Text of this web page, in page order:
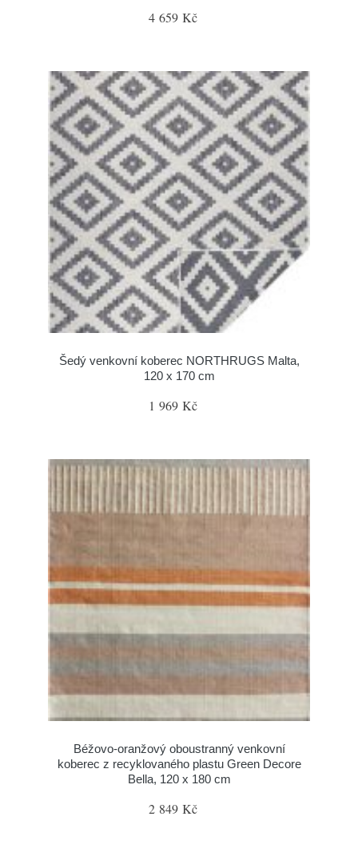
4 659 Kč
Šedý venkovní koberec NORTHRUGS Malta,
120 x 170 cm
1 969 Kč
Béžovo-oranžový oboustranný venkovní
koberec z recyklovaného plastu Green Decore
Bella, 120 x 180 cm
2 849 Kč